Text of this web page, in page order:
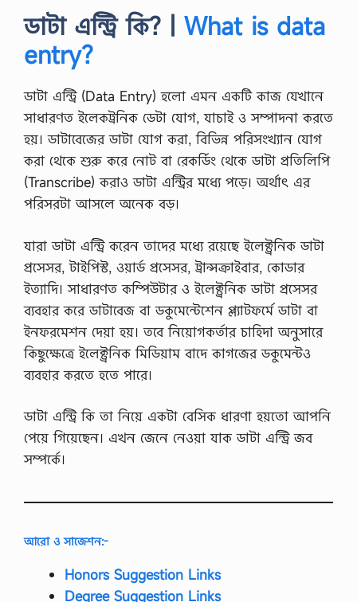
ডাটা এন্ট্রি কি? | What is data
entry?
ডাটা এন্ট্রি (Data Entry) হলো এমন একটি কাজ যেখানে
সাধারণত ইলেকট্রনিক ডেটা যোগ, যাচাই ও সম্পাদনা করতে
হয়। ডাটাবেজের ডাটা যোগ করা, বিভিন্ন পরিসংখ্যান যোগ
করা থেকে শুরু করে নোট বা রেকর্ডিং থেকে ডাটা প্রতিলিপি
(Transcribe) করাও ডাটা এন্ট্রির মধ্যে পড়ে। অর্থাৎ এর
পরিসরটা আসলে অনেক বড়।
যারা ডাটা এন্ট্রি করেন তাদের মধ্যে রয়েছে ইলেক্ট্রনিক ডাটা
প্রসেসর, টাইপিস্ট, ওয়ার্ড প্রসেসর, ট্রান্সক্রাইবার, কোডার
ইত্যাদি। সাধারণত কম্পিউটার ও ইলেক্ট্রনিক ডাটা প্রসেসর
ব্যবহার করে ডাটাবেজ বা ডকুমেন্টেশেন প্ল্যাটফর্মে ডাটা বা
ইনফরমেশন দেয়া হয়। তবে নিয়োগকর্তার চাহিদা অনুসারে
কিছুক্ষেত্রে ইলেক্ট্রনিক মিডিয়াম বাদে কাগজের ডকুমেন্টও
ব্যবহার করতে হতে পারে।
ডাটা এন্ট্রি কি তা নিয়ে একটা বেসিক ধারণা হয়তো আপনি
পেয়ে গিয়েছেন। এখন জেনে নেওয়া যাক ডাটা এন্ট্রি জব
সম্পর্কে।
আরো ও সাজেশন:-
Honors Suggestion Links
Degree Suggestion Links